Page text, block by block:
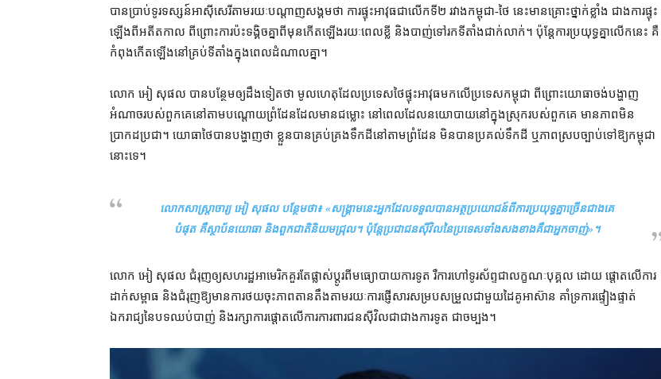
បាន​ប្រាប់​ទូរទស្សន៍​អាស៊ីសេរី​តាមរយៈ​បណ្តាញ​សង្គម​ថា ការ​ផ្ទុះអាវុធ​ជា​លើក​ទី​២ រវាង​កម្ពុជា​-​ថៃ នេះ​មាន​គ្រោះថ្នាក់​ខ្លាំង ជាង​ការ​ផ្ទុះ
ឡើង​ពី​អតីតកាល ពីព្រោះ​ការ​ប៉ះទង្គិច​គ្នា​ពីមុន​កើតឡើង​រយៈពេល​ខ្លី និង​បាញ់​ទៅ​រក​ទីតាំង​ជាក់លាក់។ ប៉ុន្តែ​ការ​ប្រយុទ្ធ​គ្នា​លើក​នេះ គឺ​
កំពុង​កើតឡើង​នៅ​គ្រប់​ទីតាំង​ក្នុង​ពេល​ដំណាលគ្នា។
លោក អៀ សុផល បាន​បន្ថែម​ឲ្យ​ដឹង​ទៀត​ថា មូលហេតុ​ដែល​ប្រទេស​ថៃ​ផ្ទុះអាវុធ​មក​លើ​ប្រទេស​កម្ពុជា ពីព្រោះ​យោធា​ចង់​បង្ហាញ​
អំណាច​របស់​ពួកគេ​នៅ​តាម​បណ្តោយ​ព្រំដែន​ដែល​មាន​ជម្លោះ នៅ​ពេល​ដែល​នយោបាយ​នៅក្នុង​ស្រុក​របស់​ពួកគេ មាន​ភាព​មិន​
ប្រាកដ​ប្រជា។ យោធា​ថៃ​បាន​បង្ហាញថា ខ្លួន​បាន​គ្រប់គ្រង​ទឹកដី​នៅ​តាម​ព្រំដែន មិនបាន​ប្រគល់​ទឹកដី ឬ​ភាព​ស្របច្បាប់​ទៅ​ឱ្យ​កម្ពុជា​
នោះ​ទេ។
លោក​សាស្ត្រាចារ្យ អៀ សុផល បន្ថែម​ថា៖ «សង្គ្រាម​នេះ​អ្នក​ដែល​ទទួល​បាន​អត្ថប្រយោជន៍​ពី​ការ​ប្រយុទ្ធ​គ្នា​ច្រើន​ជាងគេ​
បំផុត គឺ​ស្ថាប័ន​យោធា និង​ពួក​ជាតិនិយម​ជ្រុល​។ ប៉ុន្តែ​ប្រជាជន​ស៊ីវិល​នៃ​ប្រទេស​ទាំងសងខាង​គឺជា​អ្នក​ចាញ់»។
លោក អៀ សុផល ជំរុញ​ឲ្យ​សហរដ្ឋអាមេរិក​គួរតែ​ផ្លាស់ប្ដូរ​ពី​មធ្យោបាយ​ការទូត រឺ​ការ​ហៅ​ទូរស័ព្ទ​ជា​លក្ខណៈ​បុគ្គល ដោយ ផ្ដោត​លើ​ការ​
ដាក់​សម្ពាធ និង​ជំរុញ​ឱ្យ​មាន​ការ​ថយ​ចុះ​ភាព​តានតឹង​តាមរយៈ​ការ​ផ្ញើ​សារ​សម្របសម្រួល​ជាមួយ​ដៃគូ​អាស៊ាន គាំទ្រ​ការ​ផ្ទៀងផ្ទាត់​
ឯករាជ្យ​នៃ​បទ​ឈប់​បាញ់ និង​រក្សា​ការ​ផ្តោត​លើ​ការ​ការពារ​ជន​ស៊ីវិល​ជាជាង​ការទូត ជា​ចម្បង។